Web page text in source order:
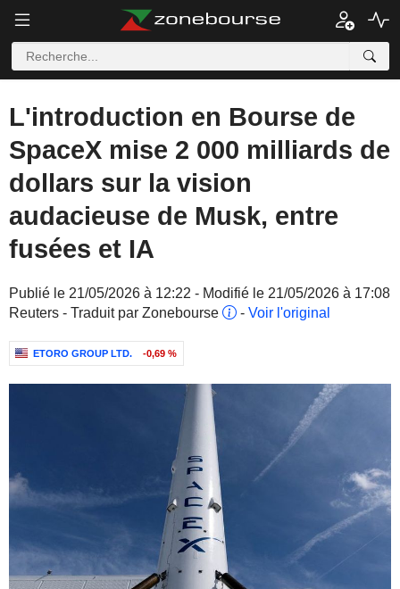
L'introduction en Bourse de
SpaceX mise 2 000 milliards de
dollars sur la vision
audacieuse de Musk, entre
fusées et IA
Publié le 21/05/2026 à 12:22 - Modifié le 21/05/2026 à 17:08
Reuters - Traduit par Zonebourse
- Voir l'original
ETORO GROUP LTD. -0,69 %